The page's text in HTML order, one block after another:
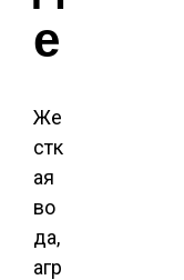
е
Же
стк
ая
во
да,
агр